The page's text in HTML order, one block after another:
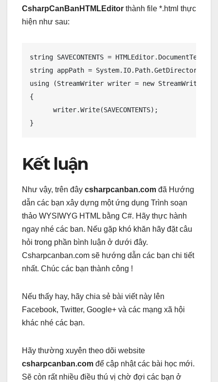
CsharpCanBanHTMLEditor thành file *.html thực
hiện như sau:
string SAVECONTENTS =
string appPath =
using (StreamWriter writer = new
{
      writer.Write(SAVECONTENTS);
Kết luận
Như vậy, trên đây csharpcanban.com đã Hướng
dẫn các bạn xây dựng một ứng dụng Trình soạn
thảo WYSIWYG HTML bằng C#. Hãy thực hành
ngay nhé các ban. Nếu gặp khó khăn hãy đặt câu
hỏi trong phần bình luận ở dưới đây.
Csharpcanban.com sẽ hướng dẫn các bạn chi tiết
nhất. Chúc các bạn thành công !
Nếu thấy hay, hãy chia sẻ bài viết này lên
Facebook, Twitter, Google+ và các mạng xã hội
khác nhé các bạn.
Hãy thường xuyên theo dõi website
csharpcanban.com để cập nhật các bài học mới.
Sẽ còn rất nhiều điều thú vị chờ đợi các bạn ở